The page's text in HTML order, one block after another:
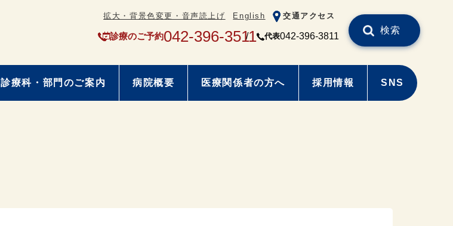
拡大・背景色変更・音声読上げ English 交通アクセス
診療のご予約042-396-3511 代表042-396-3811
検索
診療科・部門のご案内 病院概要 医療関係者の方へ 採用情報 SNS